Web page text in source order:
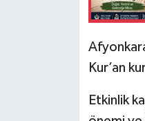
Kur’an
Etkinlik